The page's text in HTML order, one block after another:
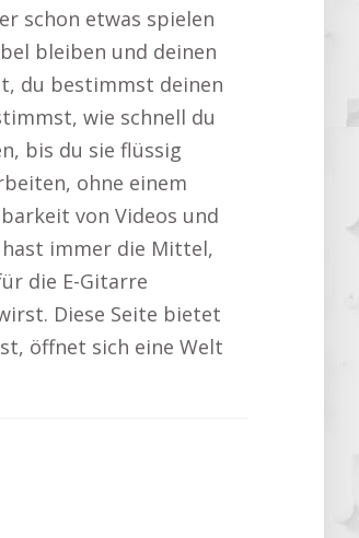
schon etwas spielen
bleiben und deinen
du bestimmst deinen
wie schnell du
bis du sie flüssig
ohne einem
von Videos und
hast immer die Mittel,
die E-Gitarre
Diese Seite bietet
öffnet sich eine Welt